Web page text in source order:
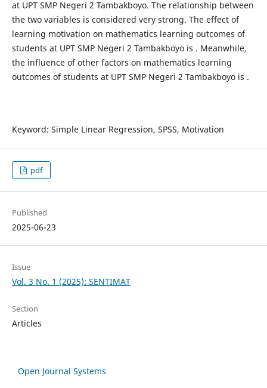
at UPT SMP Negeri 2 Tambakboyo. The relationship between
the two variables is considered very strong. The effect of
learning motivation on mathematics learning outcomes of
students at UPT SMP Negeri 2 Tambakboyo is . Meanwhile,
the influence of other factors on mathematics learning
outcomes of students at UPT SMP Negeri 2 Tambakboyo is .
Keyword: Simple Linear Regression, SPSS, Motivation
pdf
Published
2025-06-23
Issue
Vol. 3 No. 1 (2025): SENTIMAT
Section
Articles
Open Journal Systems